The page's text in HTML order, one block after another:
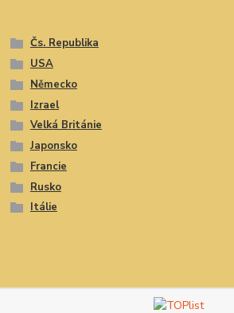
Čs. Republika
USA
Německo
Izrael
Velká Británie
Japonsko
Francie
Rusko
Itálie